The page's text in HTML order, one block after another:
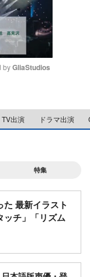
e
by GliaStudios
TV出演 ドラマ出演
特集
最新イラスト
ッチ」「リズム